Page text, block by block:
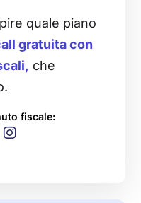
quale piano
gratuita con
che
fiscale: